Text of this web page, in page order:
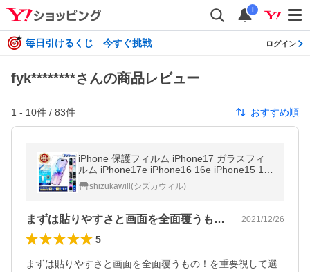
i
毎日引けるくじ 今すぐ挑戦 ログイン
fyk********さんの商品レビュー
1 - 10件 / 83件 おすすめ順
iPhone 保護フィルム iPhone17 ガラスフィ
ルム iPhone17e iPhone16 16e iPhone15 14
SE 13 mini 12 11 pro Max XR XS SE3 Air ブ
ルーライトカット シズカウィル
shizukawill(シズカウィル)
まずは貼りやすさと画面を全面覆うもの！… 2021/12/26
5
まずは貼りやすさと画面を全面覆うもの！を重要視して選